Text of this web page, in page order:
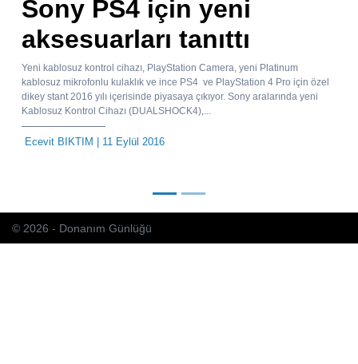
Sony PS4 için yeni
aksesuarları tanıttı
Yeni kablosuz kontrol cihazı, PlayStation Camera, yeni Platinum
kablosuz mikrofonlu kulaklık ve ince PS4 ve PlayStation 4 Pro için özel
dikey stant 2016 yılı içerisinde piyasaya çıkıyor. Sony aralarında yeni
Kablosuz Kontrol Cihazı (DUALSHOCK4),...
Ecevit BIKTIM | 11 Eylül 2016
© 2026 - Donanım Günlüğü